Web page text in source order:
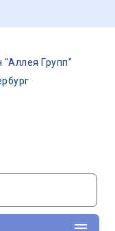
"Аллея Групп"